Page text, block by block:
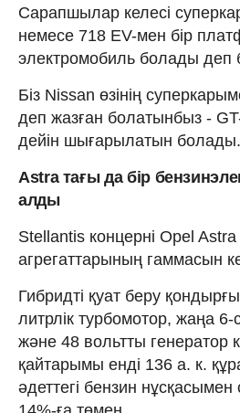
Сарапшылар келесі
немесе 718 EV-мен бір
электромобиль болады деп
Біз Nissan өзінің
деп жазған болатынбыз -
дейін шығарылатын болады.
Astra тағы да бір
алды
Stellantis концерні Opel Astra
агрегаттарының гаммасын
Гибридті қуат беру
литрлік турбомотор, жаңа
және 48 вольтты генератор
қайтарымы енді 136 а. к.
әдеттегі бензин